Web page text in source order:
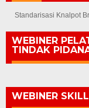
Standarisasi Knalpot
WEBINER
TINDAK
WEBINER